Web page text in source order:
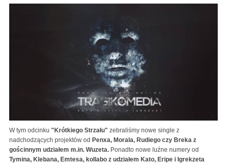
W tym odcinku "Krótkiego Strzału" zebraliśmy nowe single z
nadchodzących projektów od Penxa, Morala, Rudiego czy Breka z
gościnnym udziałem m.in. Wuzeta. Ponadto nowe luźne numery od
Tymina, Klebana, Emtesa, kollabo z udziałem Kato, Eripe i Igrekzeta